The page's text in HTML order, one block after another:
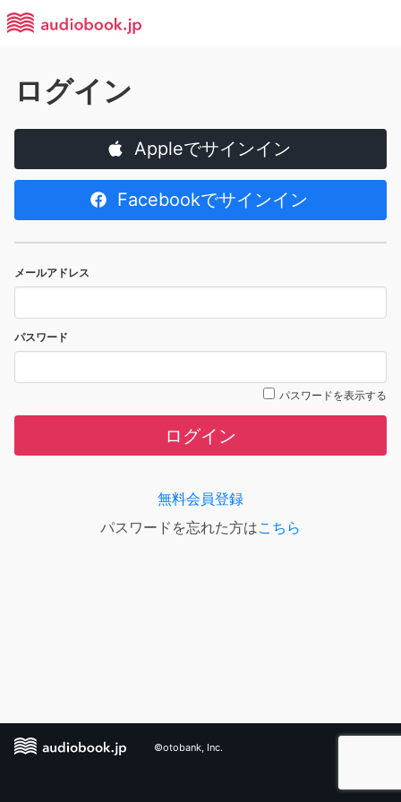
ログイン
Appleでサインイン
Facebookでサインイン
メールアドレス
パスワード
パスワードを表示する
ログイン
無料会員登録
パスワードを忘れた方はこちら
©otobank, Inc.